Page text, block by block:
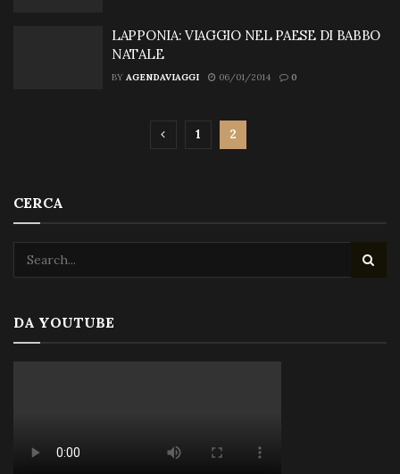
LAPPONIA: VIAGGIO NEL PAESE DI BABBO
NATALE
BY AGENDAVIAGGI 06/01/2014 0
1 2
CERCA
DA YOUTUBE